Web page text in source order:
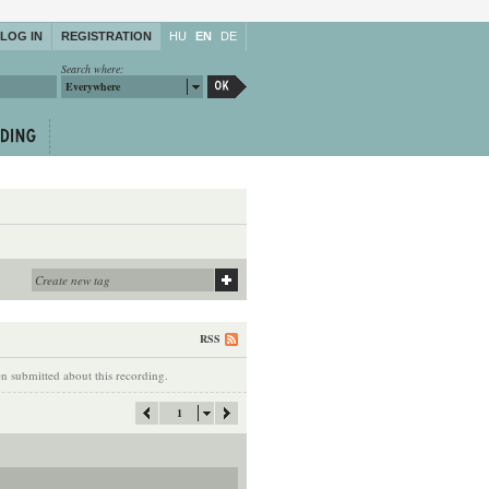
LOG IN REGISTRATION HU EN DE
Search where:
Everywhere
RSS
submitted about this recording.
1